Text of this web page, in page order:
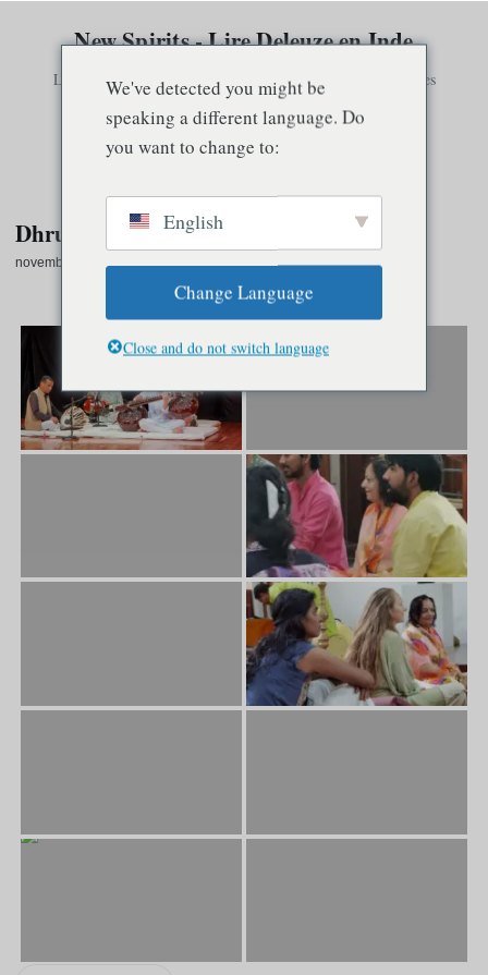
New Spirits - Lire Deleuze en Inde
La conscience n'existe qu'en relation avec d'autres consciences
Menu
Dhrupad
novembre 11, 2022 · 1 Temps de lecture min.
Dhrupad
We've detected you might be
speaking a different language. Do
you want to change to:
English
Change Language
Close and do not switch language